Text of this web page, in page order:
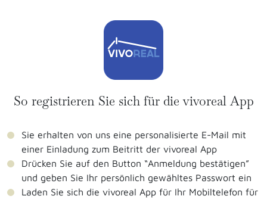
So registrieren Sie sich für die vivoreal App
Sie erhalten von uns eine personalisierte E-Mail mit
einer Einladung zum Beitritt der vivoreal App
Drücken Sie auf den Button “Anmeldung bestätigen”
und geben Sie Ihr persönlich gewähltes Passwort ein
Laden Sie sich die vivoreal App für Ihr Mobiltelefon für